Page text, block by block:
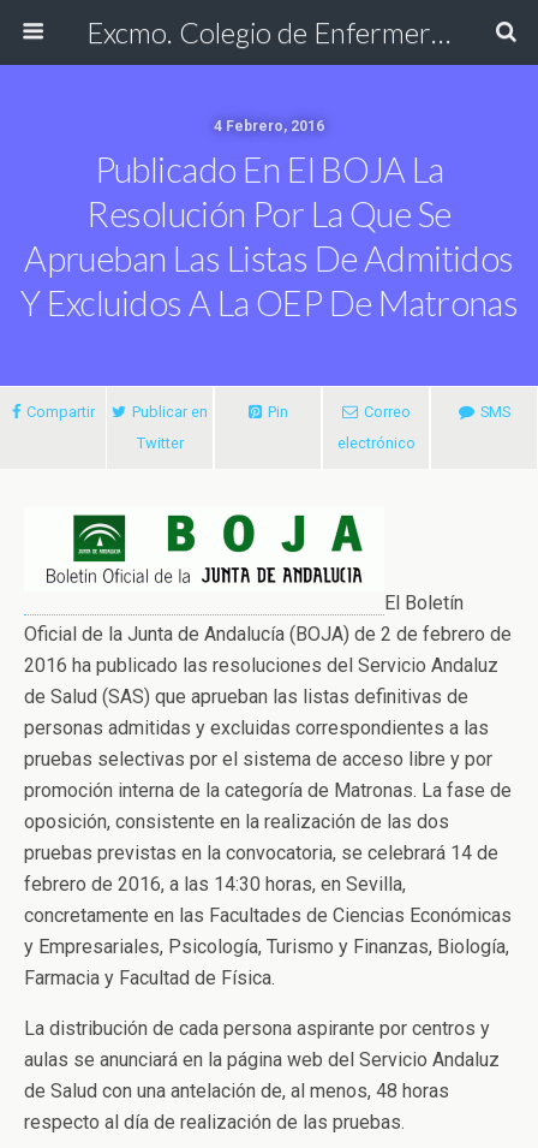
Excmo. Colegio de Enfermería de Cádiz
4 Febrero, 2016
Publicado En El BOJA La
Resolución Por La Que Se
Aprueban Las Listas De Admitidos
Y Excluidos A La OEP De Matronas
Compartir
Publicar en
Twitter
Pin
Correo
electrónico
SMS
El Boletín
Oficial de la Junta de Andalucía (BOJA) de 2 de febrero de
2016 ha publicado las resoluciones del Servicio Andaluz
de Salud (SAS) que aprueban las listas definitivas de
personas admitidas y excluidas correspondientes a las
pruebas selectivas por el sistema de acceso libre y por
promoción interna de la categoría de Matronas. La fase de
oposición, consistente en la realización de las dos
pruebas previstas en la convocatoria, se celebrará 14 de
febrero de 2016, a las 14:30 horas, en Sevilla,
concretamente en las Facultades de Ciencias Económicas
y Empresariales, Psicología, Turismo y Finanzas, Biología,
Farmacia y Facultad de Física.
La distribución de cada persona aspirante por centros y
aulas se anunciará en la página web del Servicio Andaluz
de Salud con una antelación de, al menos, 48 horas
respecto al día de realización de las pruebas.